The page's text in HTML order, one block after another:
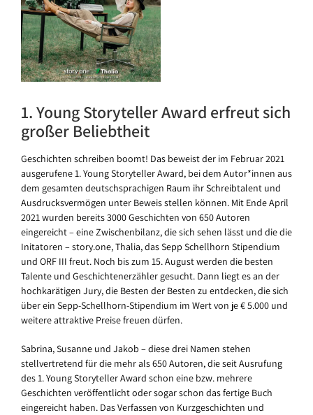
1. Young Storyteller Award erfreut sich
großer Beliebtheit
Geschichten schreiben boomt! Das beweist der im Februar 2021
ausgerufene 1. Young Storyteller Award, bei dem Autor*innen aus
dem gesamten deutschsprachigen Raum ihr Schreibtalent und
Ausdrucksvermögen unter Beweis stellen können. Mit Ende April
2021 wurden bereits 3000 Geschichten von 650 Autoren
eingereicht – eine Zwischenbilanz, die sich sehen lässt und die die
Initatoren – story.one, Thalia, das Sepp Schellhorn Stipendium
und ORF III freut. Noch bis zum 15. August werden die besten
Talente und Geschichtenerzähler gesucht. Dann liegt es an der
hochkarätigen Jury, die Besten der Besten zu entdecken, die sich
über ein Sepp-Schellhorn-Stipendium im Wert von je € 5.000 und
weitere attraktive Preise freuen dürfen.
Sabrina, Susanne und Jakob – diese drei Namen stehen
stellvertretend für die mehr als 650 Autoren, die seit Ausrufung
des 1. Young Storyteller Award schon eine bzw. mehrere
Geschichten veröffentlicht oder sogar schon das fertige Buch
eingereicht haben. Das Verfassen von Kurzgeschichten und